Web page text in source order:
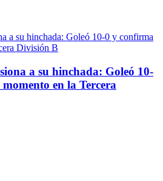
a su hinchada: Goleó 10-
en la Tercera